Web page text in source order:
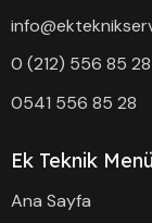
0 (212) 556 85 28
0541 556 85 28
Ek Teknik Menü
Ana Sayfa